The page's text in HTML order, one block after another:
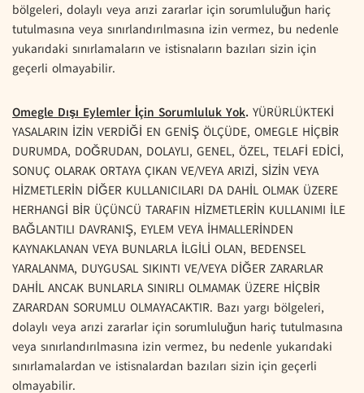
bölgeleri, dolaylı veya arızi zararlar için sorumluluğun hariç
tutulmasına veya sınırlandırılmasına izin vermez, bu nedenle
yukarıdaki sınırlamaların ve istisnaların bazıları sizin için
geçerli olmayabilir.
Omegle Dışı Eylemler İçin Sorumluluk Yok. YÜRÜRLÜKTEKİ
YASALARIN İZİN VERDİĞİ EN GENİŞ ÖLÇÜDE, OMEGLE HİÇBİR
DURUMDA, DOĞRUDAN, DOLAYLI, GENEL, ÖZEL, TELAFİ EDİCİ,
SONUÇ OLARAK ORTAYA ÇIKAN VE/VEYA ARIZİ, SİZİN VEYA
HİZMETLERİN DİĞER KULLANICILARI DA DAHİL OLMAK ÜZERE
HERHANGİ BİR ÜÇÜNCÜ TARAFIN HİZMETLERİN KULLANIMI İLE
BAĞLANTILI DAVRANIŞ, EYLEM VEYA İHMALLERİNDEN
KAYNAKLANAN VEYA BUNLARLA İLGİLİ OLAN, BEDENSEL
YARALANMA, DUYGUSAL SIKINTI VE/VEYA DİĞER ZARARLAR
DAHİL ANCAK BUNLARLA SINIRLI OLMAMAK ÜZERE HİÇBİR
ZARARDAN SORUMLU OLMAYACAKTIR. Bazı yargı bölgeleri,
dolaylı veya arızi zararlar için sorumluluğun hariç tutulmasına
veya sınırlandırılmasına izin vermez, bu nedenle yukarıdaki
sınırlamalardan ve istisnalardan bazıları sizin için geçerli
olmayabilir.